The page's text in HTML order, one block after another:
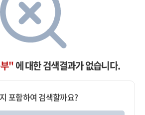
"에 대한 검색결과가 없습니다.
포함하여 검색할까요?